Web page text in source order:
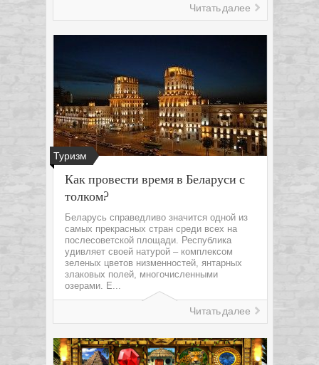
Читать далее
Туризм
Как провести время в Беларуси с
толком?
Беларусь справедливо значится одной из
самых прекрасных стран среди всех на
послесоветской площади. Республика
удивляет своей натурой – комплексом
зеленых цветов низменностей, янтарных
злаковых полей, многочисленными
озерами. Е...
Читать далее